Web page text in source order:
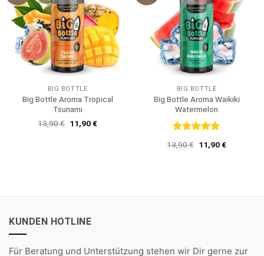
BIG BOTTLE
Big Bottle Aroma Tropical
Tsunami
13,90€ Ursprünglicher
Preis
11,90€Aktueller
BIG BOTTLE
Big Bottle Aroma Waikiki
Watermelon
Bewertet
mit 5 von
13,90€ Ursprünglicher
Preis
11,90€Aktueller
KUNDEN HOTLINE
Für Beratung und Unterstützung stehen wir Dir gerne zur